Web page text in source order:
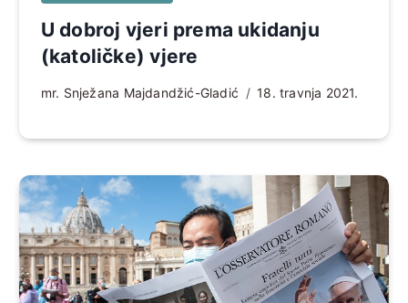
U dobroj vjeri prema ukidanju
(katoličke) vjere
mr. Snježana Majdandžić-Gladić 18. travnja 2021.